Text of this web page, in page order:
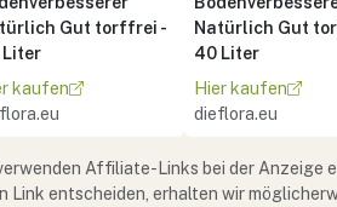
Gut torffrei -
Liter
kaufen
Natürlich Gut
40 Liter
Hier kaufen
dieflora.eu
Affiliate-Links bei der Anzeige
Link entscheiden, erhalten wir